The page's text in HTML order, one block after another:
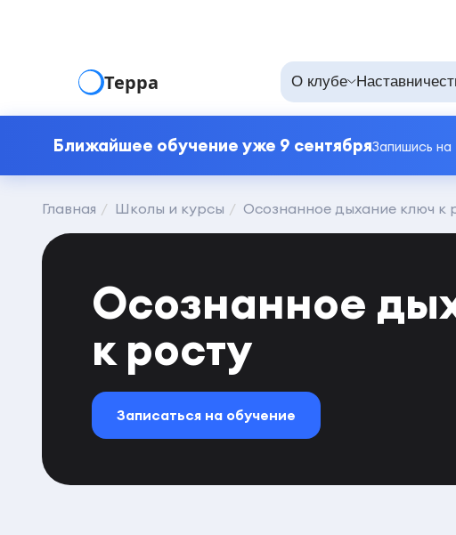
Терра О клубе
Ближайшее обучение уже 9 сентябряЗапишись на
Главная Школы и курсы Осознанное дыхание ключ к
Осознанное
к росту
Записаться на обучение